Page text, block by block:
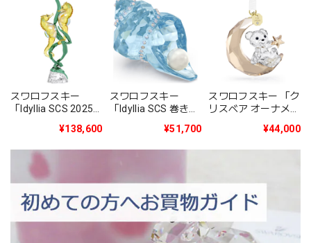
スワロフスキー
「Idyllia SCS 2025
オトシゴ」¥138,600
スワロフスキー
「Idyllia SCS 巻き貝
¥51,700
スワロフスキー 「ク
リスベア オーナメン
産品」5701830¥44,000